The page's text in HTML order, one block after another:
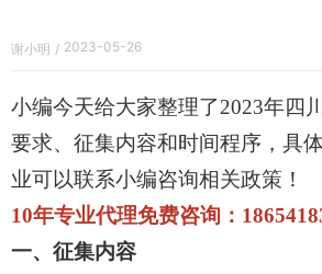
谢小明 / 2023-05-26
小编今天给大家整理了2023年四
要求、征集内容和时间程序，具
业可以联系小编咨询相关政策！
10年专业代理免费咨询：
一、征集内容